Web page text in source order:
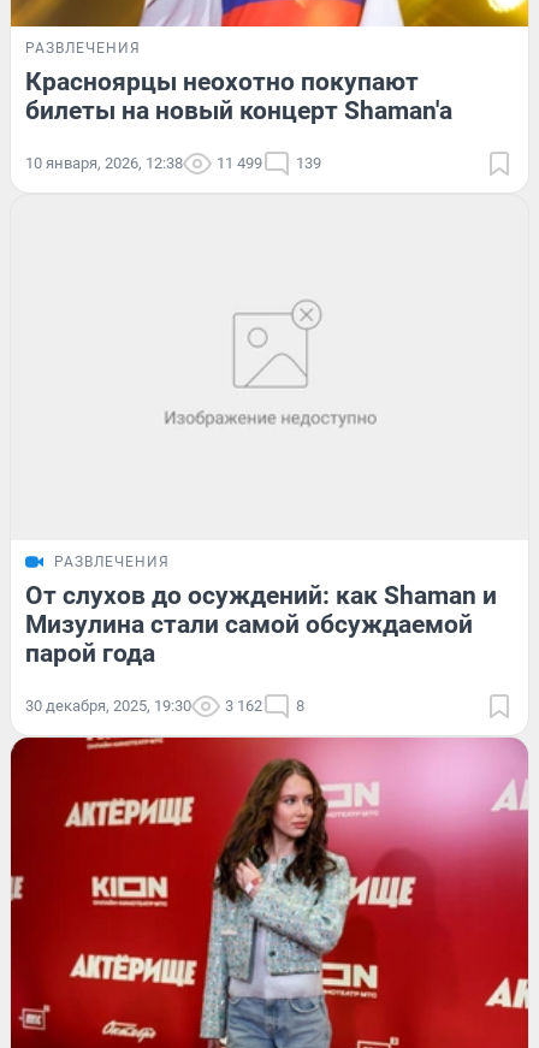
РАЗВЛЕЧЕНИЯ
Красноярцы неохотно покупают
билеты на новый концерт Shaman'а
10 января, 2026, 12:38 11 499 139
РАЗВЛЕЧЕНИЯ
От слухов до осуждений: как Shaman и
Мизулина стали самой обсуждаемой
парой года
30 декабря, 2025, 19:30 3 162 8